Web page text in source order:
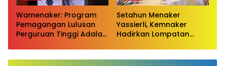
Wamenaker: Program
Pemagangan Lulusan
Perguruan Tinggi Adalah
Setahun Menaker
Yassierli, Kemnaker
Hadirkan Lompatan